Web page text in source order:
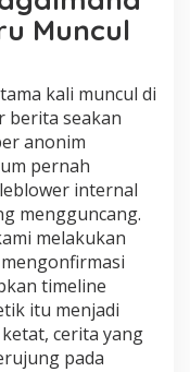
Muncul
kali muncul di
berita seakan
anonim
pernah
internal
mengguncang.
melakukan
timeline
itu menjadi
cerita yang
pada